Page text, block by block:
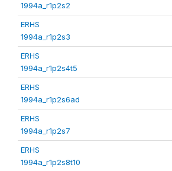
1994a_r1p2s2
ERHS
1994a_r1p2s3
ERHS
1994a_r1p2s4t5
ERHS
1994a_r1p2s6ad
ERHS
1994a_r1p2s7
ERHS
1994a_r1p2s8t10